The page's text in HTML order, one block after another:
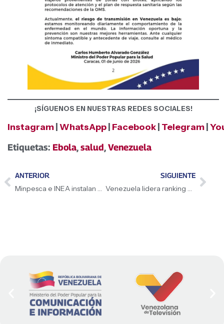
¡SÍGUENOS EN NUESTRAS REDES SOCIALES!
Instagram WhatsApp Facebook Telegram
Etiquetas: Ebola,salud,Venezuela
ANTERIOR
Minpesca e INEA instalan mesas de trabajo para la simplificación de trámites del sector pesquero
SIGUIENTE
Venezuela lidera ranking mundial del programa Kids’ Athletics de World Athletics